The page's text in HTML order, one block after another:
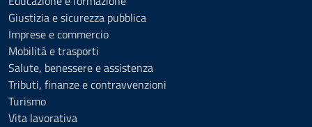
Giustizia e sicurezza pubblica
Imprese e commercio
Mobilità e trasporti
Salute, benessere e assistenza
Tributi, finanze e contravvenzioni
Turismo
Vita lavorativa